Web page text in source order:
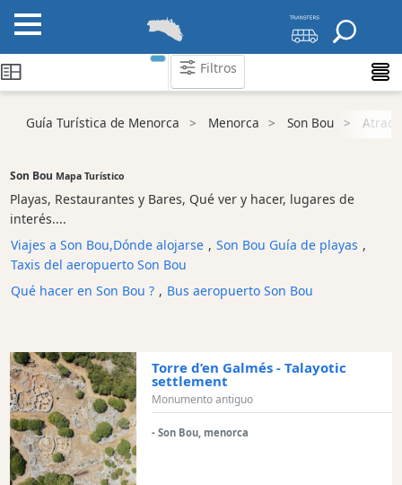
Atraccion
Lugares
de
interés
y
lugares
interés
Parque
Natural
Edificios
históricos
Puerto
y
Guía Turística de Menorca Menorca Son Bou
Son Bou Mapa Turístico
Playas, Restaurantes y Bares, Qué ver y hacer, lugares de
interés....
Viajes a Son Bou,Dónde alojarse , Son Bou Guía de playas ,
Taxis del aeropuerto Son Bou
Qué hacer en Son Bou ? , Bus aeropuerto Son Bou
Torre d’en Galmés - Talayotic
settlement
Monumento antiguo
- Son Bou, menorca
Filtros